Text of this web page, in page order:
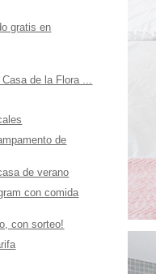
gratis en
de la Flora ...
de
de verano
con comida
con sorteo!